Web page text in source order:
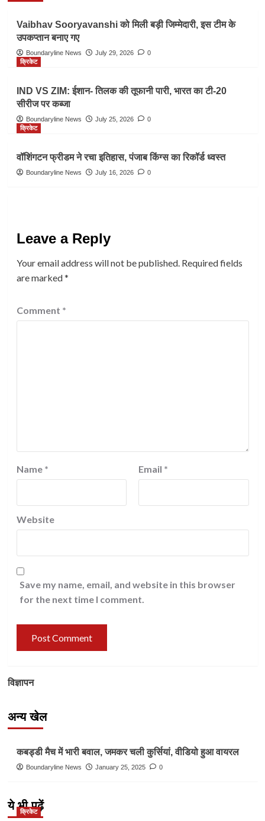
Vaibhav Sooryavanshi को मिली बड़ी जिम्मेदारी, इस टीम के
उपकप्तान बनाए गए
Boundaryline News July 29, 2026
0
क्रिकेट
IND VS ZIM: ईशान- तिलक की तूफानी पारी, भारत का टी-20
सीरीज पर कब्जा
Boundaryline News July 25, 2026
0
क्रिकेट
वॉशिंगटन फ्रीडम ने रचा इतिहास, पंजाब किंग्स का रिकॉर्ड ध्वस्त
Boundaryline News July 16, 2026 0
Leave a Reply
Your email address will not be published. Required fields
are marked*
Comment *
Name * Email *
Website
Save my name, email, and website in this browser
for the next time I comment.
विज्ञापन
अन्य खेल
Other Sports
कबड्डी मैच में भारी बवाल, जमकर चली कुर्सियां, वीडियो हुआ वायरल
Boundaryline News January 25, 2025 0
ये भी पढ़ें
क्रिकेट